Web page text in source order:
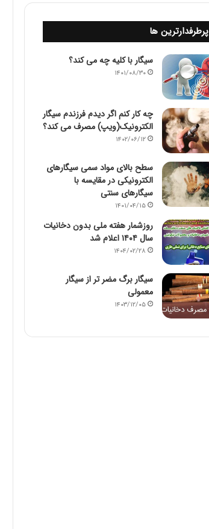
پرطرفدارترین ها
سیگار با کلیه چه می کند؟
۱۴۰۱/۰۸/۳۰
چه کار کنم اگر دیدم فرزندم سیگار
الکترونیک(ویپ) مصرف می کند؟
۱۴۰۲/۰۶/۱۲
سطح بالای مواد سمی سیگارهای
الکترونیکی در مقایسه با
سیگارهای سنتی
۱۴۰۱/۰۴/۱۵
روزشمار هفته ملی بدون دخانیات
سال ۱۴۰۴ اعلام شد
۱۴۰۴/۰۲/۲۸
سیگار برگ مضر تر از سیگار
معمولی
۱۴۰۳/۱۲/۰۵